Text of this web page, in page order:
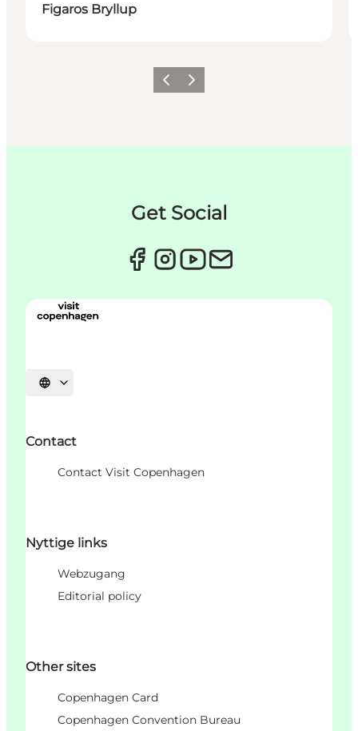
Figaros Bryllup
ZurückWeiter
Get Social
Sprache auswählen
Contact
Contact Visit Copenhagen
Nyttige links
Webzugang
Editorial policy
Other sites
Copenhagen Card
Copenhagen Convention Bureau